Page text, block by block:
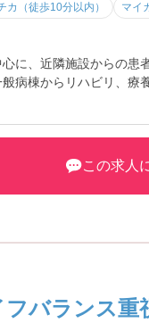
カ（徒歩10分以内） マイ
に、近隣施設からの
病棟からリハビリ、
この求人
フバランス